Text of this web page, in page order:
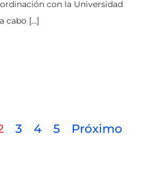
con la Universidad
cabo […]
3 4 5 Próximo